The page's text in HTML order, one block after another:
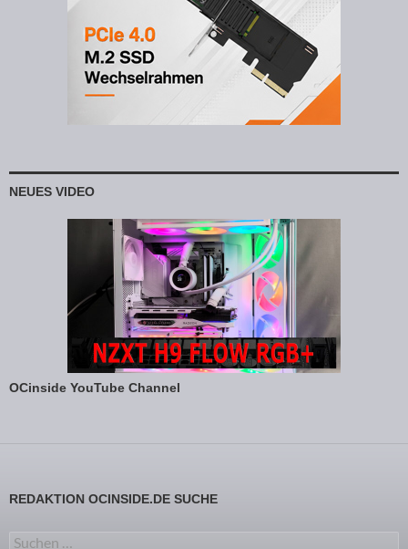
NEUES VIDEO
OCinside YouTube Channel
REDAKTION OCINSIDE.DE SUCHE
Suchen nach: